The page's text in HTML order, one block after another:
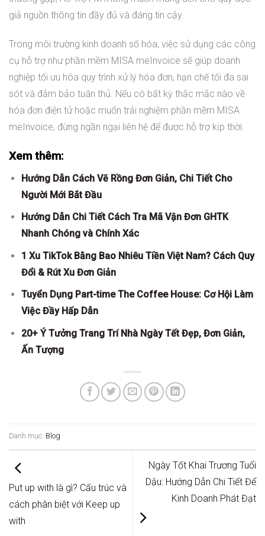
giả nguồn thông tin đầy đủ và đáng tin cậy.
Trong môi trường kinh doanh số hóa, việc sử dụng các công
cụ hỗ trợ như phần mềm MISA meInvoice sẽ giúp doanh
nghiệp tối ưu hóa quy trình xử lý hóa đơn, hạn chế tối đa sai
sót và đảm bảo tuân thủ. Nếu có bất kỳ thắc mắc nào về
hóa đơn điện tử hoặc muốn trải nghiệm phần mềm MISA
meInvoice, đừng ngần ngại liên hệ để được hỗ trợ kịp thời.
Xem thêm:
Hướng Dẫn Cách Vẽ Rồng Đơn Giản, Chi Tiết Cho
Người Mới Bắt Đầu
Hướng Dẫn Chi Tiết Cách Tra Mã Vận Đơn GHTK
Nhanh Chóng và Chính Xác
1 Xu TikTok Bằng Bao Nhiêu Tiền Việt Nam? Cách Quy
Đổi & Rút Xu Đơn Giản
Tuyển Dụng Part-time The Coffee House: Cơ Hội Làm
Việc Đầy Hấp Dẫn
20+ Ý Tưởng Trang Trí Nhà Ngày Tết Đẹp, Đơn Giản,
Ấn Tượng
Danh mục: Blog
Put up with là gì? Cấu trúc và
cách phân biệt với Keep up
with
Ngày Tốt Khai Trương Tuổi
Dậu: Hướng Dẫn Chi Tiết Để
Kinh Doanh Phát Đạt